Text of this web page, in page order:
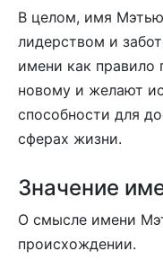
В целом, имя
лидерством и
имени как правило
новому и желают
способности для
сферах жизни.
Значение
О смысле имени
происхождении.